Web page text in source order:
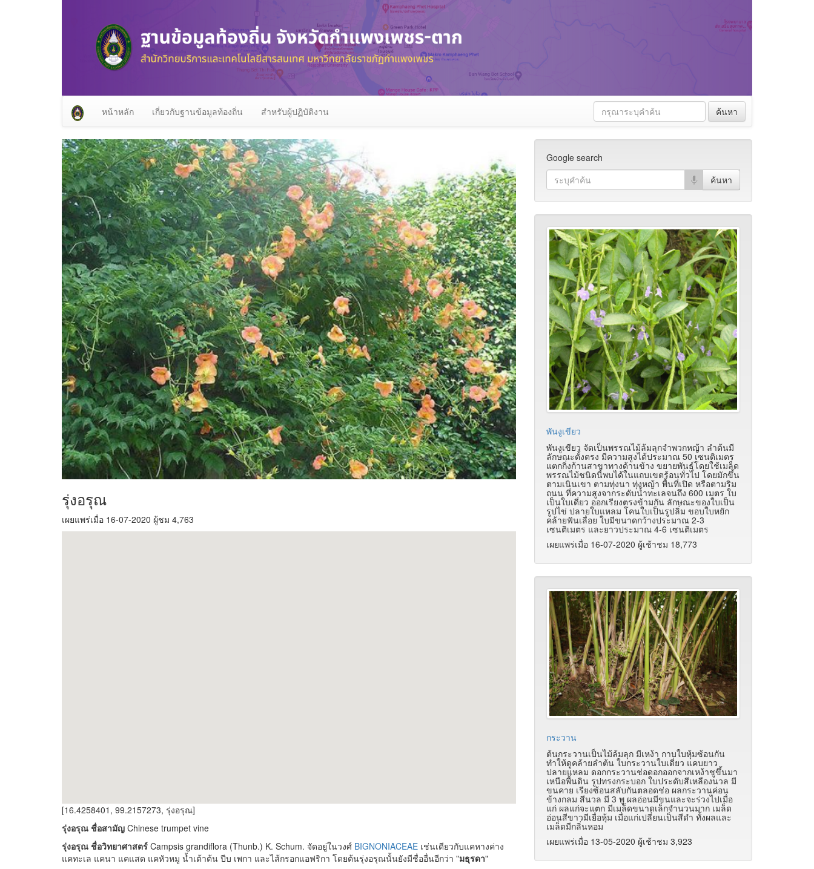
หน้าหลัก เกี่ยวกับฐานข้อมูลท้องถิ่น สำหรับผู้ปฏิบัติงาน ค้นหา
รุ่งอรุณ
เผยแพร่เมื่อ 16-07-2020 ผู้ชม 4,763
[16.4258401, 99.2157273, รุ่งอรุณ]
รุ่งอรุณ ชื่อสามัญ Chinese trumpet vine
รุ่งอรุณ ชื่อวิทยาศาสตร์ Campsis grandiflora (Thunb.) K. Schum. จัดอยู่ในวงศ์ BIGNONIACEAE เช่นเดียวกับแคหางค่าง
แคทะเล แคนา แคแสด แคหัวหมู น้ำเต้าต้น ปีบ เพกา และไส้กรอกแอฟริกา โดยต้นรุ่งอรุณนั้นยังมีชื่ออื่นอีกว่า "มธุรดา"
Google search
พันงูเขียว
พันงูเขียว จัดเป็นพรรณไม้ล้มลุกจำพวกหญ้า ลำต้นมี
ลักษณะตั้งตรง มีความสูงได้ประมาณ 50 เซนติเมตร
แตกกิ่งก้านสาขาทางด้านข้าง ขยายพันธุ์โดยใช้เมล็ด
พรรณไม้ชนิดนี้พบได้ในแถบเขตร้อนทั่วไป โดยมักขึ้น
ตามเนินเขา ตามทุ่งนา ทุ่งหญ้า พื้นที่เปิด หรือตามริม
ถนน ที่ความสูงจากระดับน้ำทะเลจนถึง 600 เมตร ใบ
เป็นใบเดี่ยว ออกเรียงตรงข้ามกัน ลักษณะของใบเป็น
รูปไข่ ปลายใบแหลม โคนใบเป็นรูปลิ่ม ขอบใบหยัก
คล้ายฟันเลื่อย ใบมีขนาดกว้างประมาณ 2-3
เซนติเมตร และยาวประมาณ 4-6 เซนติเมตร
เผยแพร่เมื่อ 16-07-2020 ผู้เช้าชม 18,773
กระวาน
ต้นกระวานเป็นไม้ล้มลุก มีเหง้า กาบใบหุ้มซ้อนกัน
ทำให้ดูคล้ายลำต้น ใบกระวานใบเดี่ยว แคบยาว
ปลายแหลม ดอกกระวานช่อดอกออกจากเหง้าชูขึ้นมา
เหนือพื้นดิน รูปทรงกระบอก ใบประดับสีเหลืองนวล มี
ขนคาย เรียงซ้อนสลับกันตลอดช่อ ผลกระวานค่อน
ข้างกลม สีนวล มี 3 พู ผลอ่อนมีขนและจะร่วงไปเมื่อ
แก่ ผลแก่จะแตก มีเมล็ดขนาดเล็กจำนวนมาก เมล็ด
อ่อนสีขาวมีเยื่อหุ้ม เมื่อแก่เปลี่ยนเป็นสีดำ ทั้งผลและ
เมล็ดมีกลิ่นหอม
เผยแพร่เมื่อ 13-05-2020 ผู้เช้าชม 3,923